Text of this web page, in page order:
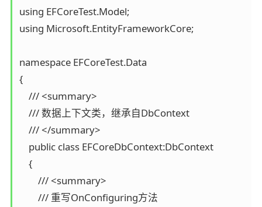
using EFCoreTest.Model;
using Microsoft.EntityFrameworkCore;
namespace EFCoreTest.Data
{
    /// <summary>
    /// 数据上下文类，继承自DbContext
    /// </summary>
    public class EFCoreDbContext:DbContext
    {
        /// <summary>
        /// 重写OnConfiguring方法